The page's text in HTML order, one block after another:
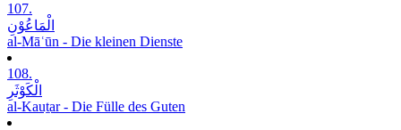
107.
الْمَاعُوْنِ
al-Māʿūn - Die kleinen Dienste
108.
الْکَوْثَرِ
al-Kauṯar - Die Fülle des Guten